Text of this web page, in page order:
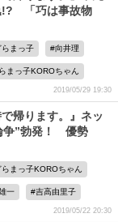
!? 「巧は事故物
らまっ子 向井理
まっ子KOROちゃん
2019/05/29 19:30
帰ります。』ネッ
争”勃発！ 優勢
らまっ子KOROちゃん
一 吉高由里子
2019/05/22 20:30